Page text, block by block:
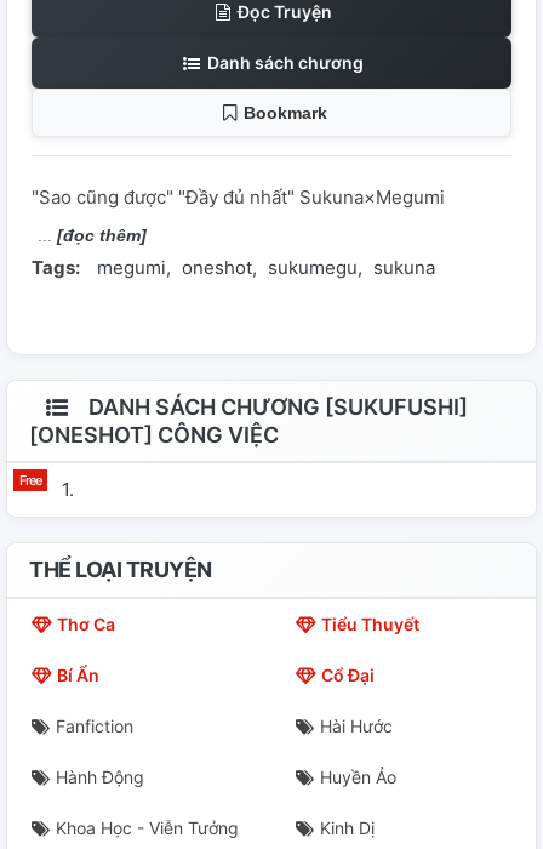
Đọc Truyện
Danh sách chương
Bookmark
"Sao cũng được" "Đầy đủ nhất" Sukuna×Megumi
[đọc thêm]
Tags: megumi oneshot sukumegu sukuna
DANH SÁCH CHƯƠNG [SUKUFUSHI]
[ONESHOT] CÔNG VIỆC
1.
THỂ LOẠI TRUYỆN
Thơ Ca Tiểu Thuyết
Bí Ẩn Cổ Đại
Fanfiction Hài Hước
Hành Động Huyền Ảo
Khoa Học - Viễn Tưởng Kinh Dị